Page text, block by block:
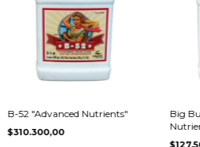
B-52 "Advanced Nutrients"
$310.300,00
Big